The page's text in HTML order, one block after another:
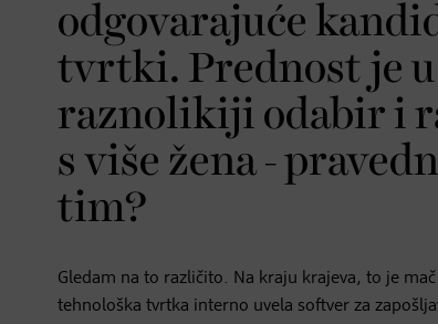
odgovarajuće
tvrtki. Prednost je
raznolikiji odabir i
s više žena -
tim?
Gledam na to različito. Na kraju krajeva, to je
tehnološka tvrtka interno uvela softver za